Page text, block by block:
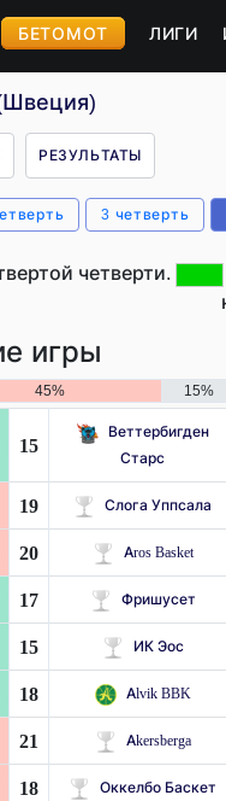
БЕТОМОТ ЛИГИ
РЕЗУЛЬТАТЫ
3 четверть
четверти.
игры
45% 15%
15
Веттербигден
Старс
19 Слога Уппсала
20 Aros Basket
17 Фришусет
15 ИК Эос
18 Alvik BBK
21 Akersberga
18 Оккелбо Баскет